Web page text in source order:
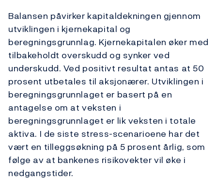
Balansen påvirker kapitaldekningen gjennom
utviklingen i kjernekapital og
beregningsgrunnlag. Kjernekapitalen øker med
tilbakeholdt overskudd og synker ved
underskudd. Ved positivt resultat antas at 50
prosent utbetales til aksjonærer. Utviklingen i
beregningsgrunnlaget er basert på en
antagelse om at veksten i
beregningsgrunnlaget er lik veksten i totale
aktiva. I de siste stress-scenarioene har det
vært en tilleggsøkning på 5 prosent årlig, som
følge av at bankenes risikovekter vil øke i
nedgangstider.